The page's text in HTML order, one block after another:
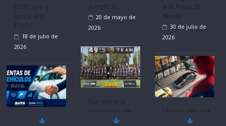
Inchcape y
lanza dos
PHEV
18 de julio de
2026
Mercado
Americas
20 de mayo de
2026
Kia reúne a
jugadores de
fútbol de todo
a la hora de
decidir
30 de julio de
2026
Ultima película
‘Spider‑Man: